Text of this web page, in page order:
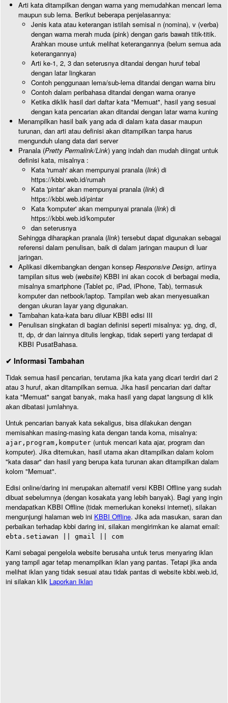
Arti kata ditampilkan dengan warna yang memudahkan mencari lema
maupun sub lema. Berikut beberapa penjelasannya:
Jenis kata atau keterangan istilah semisal n (nomina), v (verba)
dengan warna merah muda (pink) dengan garis bawah titik-titik.
Arahkan mouse untuk melihat keterangannya (belum semua ada
keterangannya)
Arti ke-1, 2, 3 dan seterusnya ditandai dengan huruf tebal
dengan latar lingkaran
Contoh penggunaan lema/sub-lema ditandai dengan warna biru
Contoh dalam peribahasa ditandai dengan warna oranye
Ketika diklik hasil dari daftar kata "Memuat", hasil yang sesuai
dengan kata pencarian akan ditandai dengan latar warna kuning
Menampilkan hasil baik yang ada di dalam kata dasar maupun
turunan, dan arti atau definisi akan ditampilkan tanpa harus
mengunduh ulang data dari server
Pranala (Pretty Permalink/Link) yang indah dan mudah diingat untuk
definisi kata, misalnya :
Kata 'rumah' akan mempunyai pranala (link) di
https://kbbi.web.id/rumah
Kata 'pintar' akan mempunyai pranala (link) di
https://kbbi.web.id/pintar
Kata 'komputer' akan mempunyai pranala (link) di
https://kbbi.web.id/komputer
dan seterusnya
Sehingga diharapkan pranala (link) tersebut dapat digunakan sebagai
referensi dalam penulisan, baik di dalam jaringan maupun di luar
jaringan.
Aplikasi dikembangkan dengan konsep Responsive Design, artinya
tampilan situs web (website) KBBI ini akan cocok di berbagai media,
misalnya smartphone (Tablet pc, iPad, iPhone, Tab), termasuk
komputer dan netbook/laptop. Tampilan web akan menyesuaikan
dengan ukuran layar yang digunakan.
Tambahan kata-kata baru diluar KBBI edisi III
Penulisan singkatan di bagian definisi seperti misalnya: yg, dng, dl,
tt, dp, dr dan lainnya ditulis lengkap, tidak seperti yang terdapat di
KBBI PusatBahasa.
✔ Informasi Tambahan
Tidak semua hasil pencarian, terutama jika kata yang dicari terdiri dari 2
atau 3 huruf, akan ditampilkan semua. Jika hasil pencarian dari daftar
kata "Memuat" sangat banyak, maka hasil yang dapat langsung di klik
akan dibatasi jumlahnya.
Untuk pencarian banyak kata sekaligus, bisa dilakukan dengan
memisahkan masing-masing kata dengan tanda koma, misalnya:
ajar,program,komputer (untuk mencari kata ajar, program dan
komputer). Jika ditemukan, hasil utama akan ditampilkan dalam kolom
"kata dasar" dan hasil yang berupa kata turunan akan ditampilkan dalam
kolom "Memuat".
Edisi online/daring ini merupakan alternatif versi KBBI Offline yang sudah
dibuat sebelumnya (dengan kosakata yang lebih banyak). Bagi yang ingin
mendapatkan KBBI Offline (tidak memerlukan koneksi internet), silakan
mengunjungi halaman web ini KBBI Offline. Jika ada masukan, saran dan
perbaikan terhadap kbbi daring ini, silakan mengirimkan ke alamat email:
ebta.setiawan || gmail || com
Kami sebagai pengelola website berusaha untuk terus menyaring iklan
yang tampil agar tetap menampilkan iklan yang pantas. Tetapi jika anda
melihat iklan yang tidak sesuai atau tidak pantas di website kbbi.web.id,
ini silakan klik Laporkan Iklan